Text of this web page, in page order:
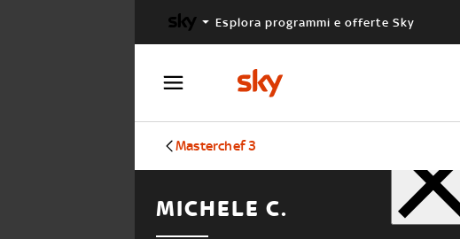
Esplora programmi e offerte Sky
Masterchef 3
MICHELE C.